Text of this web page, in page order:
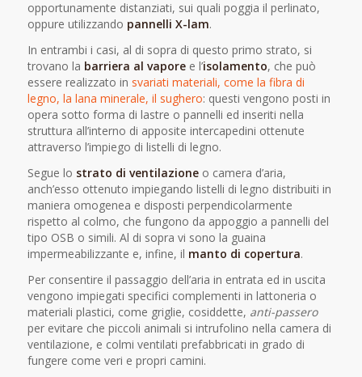
opportunamente distanziati, sui quali poggia il perlinato,
oppure utilizzando pannelli X-lam.
In entrambi i casi, al di sopra di questo primo strato, si
trovano la barriera al vaporee l’isolamento, che può
essere realizzato in svariati materiali, come la fibra di
legno, la lana minerale, il sughero: questi vengono posti in
opera sotto forma di lastre o pannelli ed inseriti nella
struttura all’interno di apposite intercapedini ottenute
attraverso l’impiego di listelli di legno.
Segue lo strato di ventilazione o camera d’aria,
anch’esso ottenuto impiegando listelli di legno distribuiti in
maniera omogenea e disposti perpendicolarmente
rispetto al colmo, che fungono da appoggio a pannelli del
tipo OSB o simili. Al di sopra vi sono la guaina
impermeabilizzante e, infine, il manto di copertura.
Per consentire il passaggio dell’aria in entrata ed in uscita
vengono impiegati specifici complementi in lattoneria o
materiali plastici, come griglie, cosiddette, anti-passero
per evitare che piccoli animali si intrufolino nella camera di
ventilazione, e colmi ventilati prefabbricati in grado di
fungere come veri e propri camini.